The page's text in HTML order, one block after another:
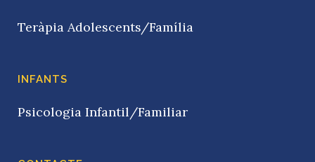
Teràpia Adolescents/Família
INFANTS
Psicologia Infantil/Familiar